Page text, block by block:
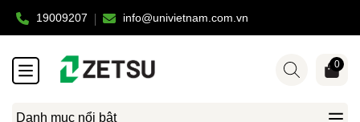
19009207 info@univietnam.com.vn
Danh mục nổi bật
0